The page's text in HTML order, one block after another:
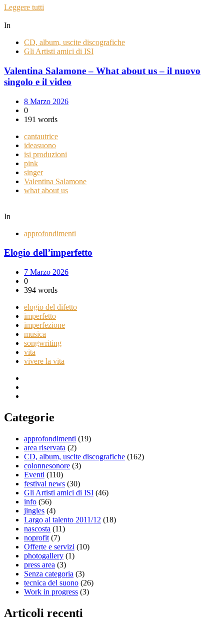
Leggere tutti
In
CD, album, uscite discografiche
Gli Artisti amici di ISI
Valentina Salamone – What about us – il nuovo
singolo e il video
8 Marzo 2026
0
191 words
cantautrice
ideasuono
isi produzioni
pink
singer
Valentina Salamone
what about us
In
approfondimenti
Elogio dell’imperfetto
7 Marzo 2026
0
394 words
elogio del difetto
imperfetto
imperfezione
musica
songwriting
vita
vivere la vita
Categorie
approfondimenti (19)
area riservata (2)
CD, album, uscite discografiche (162)
colonnesonore (3)
Eventi (110)
festival news (30)
Gli Artisti amici di ISI (46)
info (56)
jingles (4)
Largo al talento 2011/12 (18)
nascosta (11)
noprofit (7)
Offerte e servizi (10)
photogallery (1)
press area (3)
Senza categoria (3)
tecnica del suono (26)
Work in progress (3)
Articoli recenti